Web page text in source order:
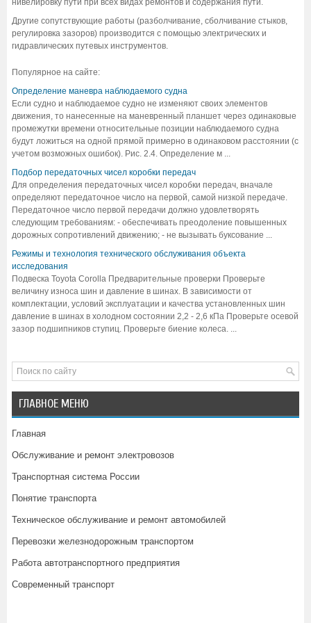
нивелировку пути при всех видах ремонтов и содержания пути.
Другие сопутствующие работы (разболчивание, сболчивание стыков,
регулировка зазоров) производится с помощью электрических и
гидравлических путевых инструментов.
Популярное на сайте:
Определение маневра наблюдаемого судна
Если судно и наблюдаемое судно не изменяют своих элементов
движения, то нанесенные на маневренный планшет через одинаковые
промежутки времени относительные позиции наблюдаемого судна
будут ложиться на одной прямой примерно в одинаковом расстоянии (с
учетом возможных ошибок). Рис. 2.4. Определение м ...
Подбор передаточных чисел коробки передач
Для определения передаточных чисел коробки передач, вначале
определяют передаточное число на первой, самой низкой передаче.
Передаточное число первой передачи должно удовлетворять
следующим требованиям: - обеспечивать преодоление повышенных
дорожных сопротивлений движению; - не вызывать буксование ...
Режимы и технология технического обслуживания объекта
исследования
Подвеска Toyota Corolla Предварительные проверки Проверьте
величину износа шин и давление в шинах. В зависимости от
комплектации, условий эксплуатации и качества установленных шин
давление в шинах в холодном состоянии 2,2 - 2,6 кПа Проверьте осевой
зазор подшипников ступиц. Проверьте биение колеса. ...
ГЛАВНОЕ МЕНЮ
Главная
Обслуживание и ремонт электровозов
Транспортная система России
Понятие транспорта
Техническое обслуживание и ремонт автомобилей
Перевозки железнодорожным транспортом
Работа автотранспортного предприятия
Современный транспорт